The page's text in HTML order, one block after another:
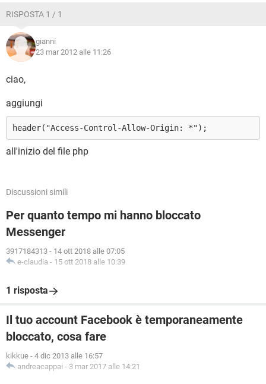
RISPOSTA 1 / 1
gianni
23 mar 2012 alle 11:26
ciao,
aggiungi
header("Access-Control-Allow-Origin: *");
all'inizio del file php
Discussioni simili
Per quanto tempo mi hanno bloccato
Messenger
3917184313 - 14 ott 2018 alle 07:05
e-claudia - 15 ott 2018 alle 10:39
1 risposta
Il tuo account Facebook è temporaneamente
bloccato, cosa fare
kikkue - 4 dic 2013 alle 16:57
andreacappai - 3 mar 2017 alle 14:21